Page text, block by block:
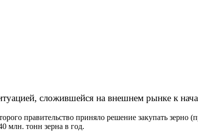
сложившейся на внешнем рынке к
правительство приняло решение закупать зерно
млн. тонн зерна в год.